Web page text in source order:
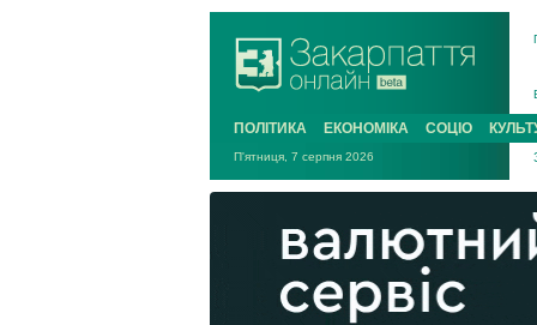
ПОЛІТИКА ЕКОНОМІКА СОЦІО
П'ятниця, 7 серпня 2026